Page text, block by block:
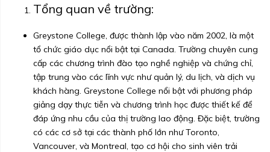
Tổng quan về trường:
Greystone College, được thành lập vào năm 2002, là một
tổ chức giáo dục nổi bật tại Canada. Trường chuyên cung
cấp các chương trình đào tạo nghề nghiệp và chứng chỉ,
tập trung vào các lĩnh vực như quản lý, du lịch, và dịch vụ
khách hàng. Greystone College nổi bật với phương pháp
giảng dạy thực tiễn và chương trình học được thiết kế để
đáp ứng nhu cầu của thị trường lao động. Đặc biệt, trường
có các cơ sở tại các thành phố lớn như Toronto,
Vancouver, và Montreal, tạo cơ hội cho sinh viên trải